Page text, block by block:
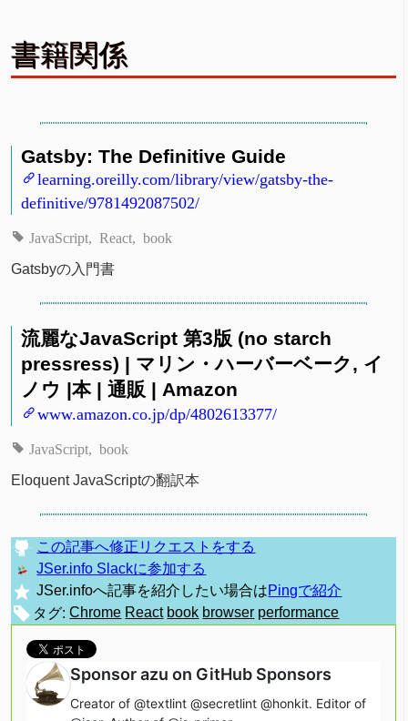
書籍関係
Gatsby: The Definitive Guide
learning.oreilly.com/library/view/gatsby-the-
definitive/9781492087502/
JavaScript React book
Gatsbyの入門書
流麗なJavaScript 第3版 (no starch
pressress) | マリン・ハーバーベーク, イ
ノウ |本 | 通販 | Amazon
www.amazon.co.jp/dp/4802613377/
JavaScript book
Eloquent JavaScriptの翻訳本
この記事へ修正リクエストをする
JSer.info Slackに参加する
JSer.infoへ記事を紹介したい場合はPingで紹介
タグ: Chrome React book browser performance